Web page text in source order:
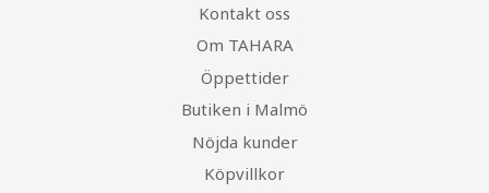
Kontakt oss
Om TAHARA
Öppettider
Butiken i Malmö
Nöjda kunder
Köpvillkor